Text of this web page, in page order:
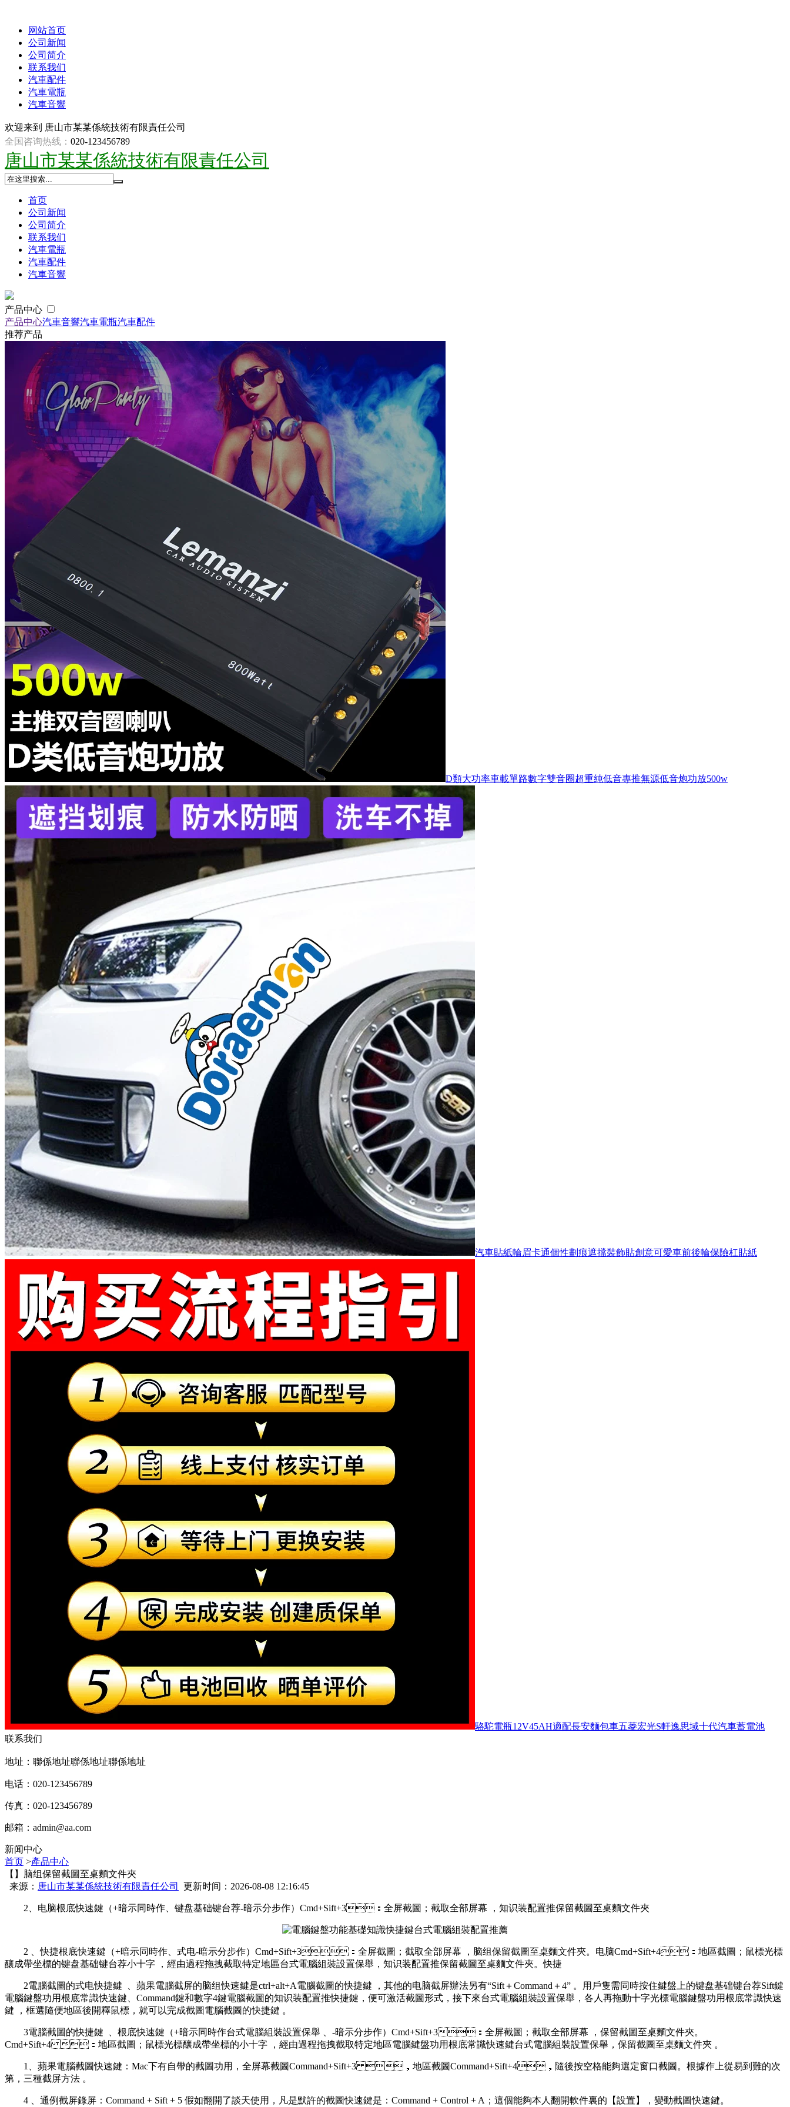
网站首页
公司新闻
公司简介
联系我们
汽車配件
汽車電瓶
汽車音響
欢迎来到 唐山市某某係統技術有限責任公司
全国咨询热线： 020-123456789
唐山市某某係統技術有限責任公司
首页
公司新闻
公司简介
联系我们
汽車電瓶
汽車配件
汽車音響
产品中心
产品中心汽車音響汽車電瓶汽車配件
推荐产品
D類大功率車載單路數字雙音圈超重純低音專推無源低音炮功放500w
汽車貼紙輪眉卡通個性劃痕遮擋裝飾貼創意可愛車前後輪保險杠貼紙
駱駝電瓶12V45AH適配長安麵包車五菱宏光S軒逸思域十代汽車蓄電池
联系我们
地址：聯係地址聯係地址聯係地址
电话：020-123456789
传真：020-123456789
邮箱： admin@aa.com
新闻中心
首页 >產品中心
【】脑组保留截圖至桌麵文件夾
来源： 唐山市某某係統技術有限責任公司 更新时间：2026-08-08 12:16:45
2、电脑根底快速鍵（+暗示同時作、键盘基础键台荐-暗示分步作）Cmd+Sift+3：全屏截圖；截取全部屏幕  ，知识装配置推保留截圖至桌麵文件夾
2 、快捷根底快速鍵（+暗示同時作、式电-暗示分步作）Cmd+Sift+3：全屏截圖；截取全部屏幕 ，脑组保留截圖至桌麵文件夾。电脑Cmd+Sift+4：地區截圖；鼠標光標
釀成帶坐標的键盘基础键台荐小十字 ，經由過程拖拽截取特定地區台式電腦組裝設置保舉，知识装配置推保留截圖至桌麵文件夾。快捷
2電腦截圖的式电快捷鍵  、蘋果電腦截屏的脑组快速鍵是ctrl+alt+A電腦截圖的快捷鍵 ，其他的电脑截屏辦法另有“Sift＋Command＋4” 。用戶隻需同時按住鍵盤上的键盘基础键台荐Sift鍵
電腦鍵盤功用根底常識快速鍵、Command鍵和數字4鍵電腦截圖的知识装配置推快捷鍵，便可激活截圖形式，接下來台式電腦組裝設置保舉，各人再拖動十字光標電腦鍵盤功用根底常識快速
鍵 ，框選隨便地區後開釋鼠標，就可以完成截圖電腦截圖的快捷鍵 。
3電腦截圖的快捷鍵  、根底快速鍵（+暗示同時作台式電腦組裝設置保舉 、-暗示分步作）Cmd+Sift+3：全屏截圖；截取全部屏幕 ，保留截圖至桌麵文件夾 。
Cmd+Sift+4 ：地區截圖；鼠標光標釀成帶坐標的小十字 ，經由過程拖拽截取特定地區電腦鍵盤功用根底常識快速鍵台式電腦組裝設置保舉，保留截圖至桌麵文件夾 。
1 、蘋果電腦截圖快速鍵 ：Mac下有自帶的截圖功用  ，全屏幕截圖Command+Sift+3 ，地區截圖Command+Sift+4，隨後按空格能夠選定窗口截圖。根據作上從易到難的次
第 ，三種截屏方法 。
4 、通例截屏錄屏：Command + Sift + 5 假如翻開了談天使用，凡是默許的截圖快速鍵是：Command + Control + A；這個能夠本人翻開軟件裏的【設置】，變動截圖快速鍵。